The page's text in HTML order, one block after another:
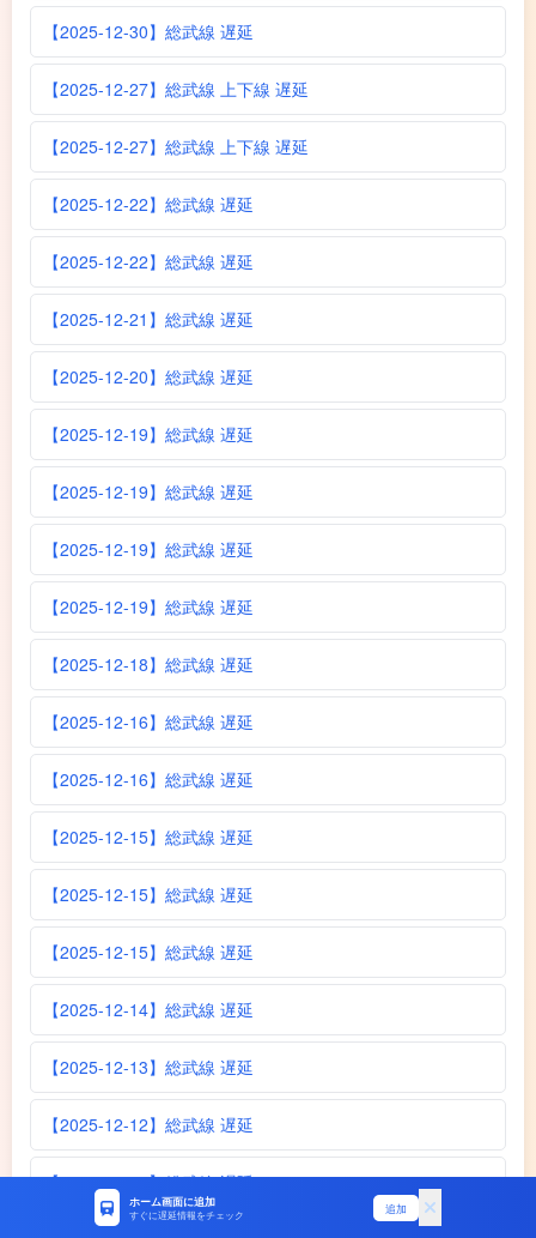
【2025-12-30】総武線 遅延
【2025-12-27】総武線 上下線 遅延
【2025-12-27】総武線 上下線 遅延
【2025-12-22】総武線 遅延
【2025-12-22】総武線 遅延
【2025-12-21】総武線 遅延
【2025-12-20】総武線 遅延
【2025-12-19】総武線 遅延
【2025-12-19】総武線 遅延
【2025-12-19】総武線 遅延
【2025-12-19】総武線 遅延
【2025-12-18】総武線 遅延
【2025-12-16】総武線 遅延
【2025-12-16】総武線 遅延
【2025-12-15】総武線 遅延
【2025-12-15】総武線 遅延
【2025-12-15】総武線 遅延
【2025-12-14】総武線 遅延
【2025-12-13】総武線 遅延
【2025-12-12】総武線 遅延
【2025-12-11】総武線 遅延
ホーム画面に追加
すぐに遅延情報をチェック 追加